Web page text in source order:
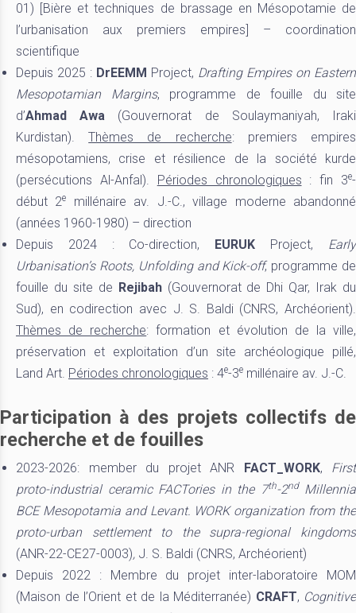
01) [Bière et techniques de brassage en Mésopotamie de
l’urbanisation aux premiers empires] – coordination
scientifique
Depuis 2025 : DrEEMM Project, Drafting Empires on Eastern
Mesopotamian Margins, programme de fouille du site
d’Ahmad Awa (Gouvernorat de Soulaymaniyah, Iraki
Kurdistan).Thèmes de recherche: premiers empires
mésopotamiens, crise et résilience de la société kurde
(persécutions Al-Anfal). Périodes chronologiques : fin 3e-
début 2e
millénaire av. J.-C., village moderne abandonné
(années 1960-1980) – direction
Depuis 2024 : Co-direction, EURUK Project, Early
Urbanisation’s Roots, Unfolding and Kick-off, programme de
fouille du site de Rejibah(Gouvernorat de Dhi Qar, Irak du
Sud), en codirection avec J. S. Baldi (CNRS, Archéorient).
Thèmes de recherche: formation et évolution de la ville,
préservation et exploitation d’un site archéologique pillé,
Land Art. Périodes chronologiques : 4e-3e millénaire av. J.-C.
Participation à des projets collectifs de
recherche et de fouilles
2023-2026: member du projet ANR FACT_WORK, First
proto-industrial ceramic FACTories in the 7th-2ndMillennia
BCE Mesopotamia and Levant. WORK organization from the
proto-urban settlement to the supra-regional kingdoms
(ANR-22-CE27-0003), J. S. Baldi (CNRS, Archéorient)
Depuis 2022 : Membre du projet inter-laboratoire MOM
(Maison de l’Orient et de la Méditerranée) CRAFT, Cognitive